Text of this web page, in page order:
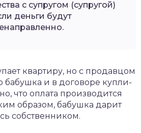
с супругом (супругой)
деньги будут
квартиру, но с продавцом
бабушка и в договоре купли-
что оплата производится
образом, бабушка дарит
собственником.